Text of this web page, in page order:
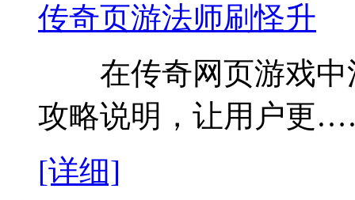
传奇页游法师刷怪升
在传奇网页游戏中
攻略说明，让用户更
[详细]